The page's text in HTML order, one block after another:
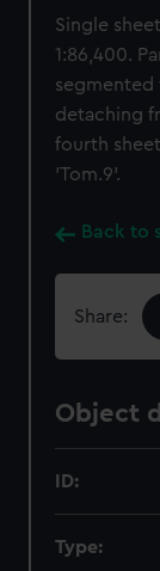
Single
1:86,400.
segmented
detaching
fourth
'Tom.9'.
Back to
Share:
Object
ID:
Type: